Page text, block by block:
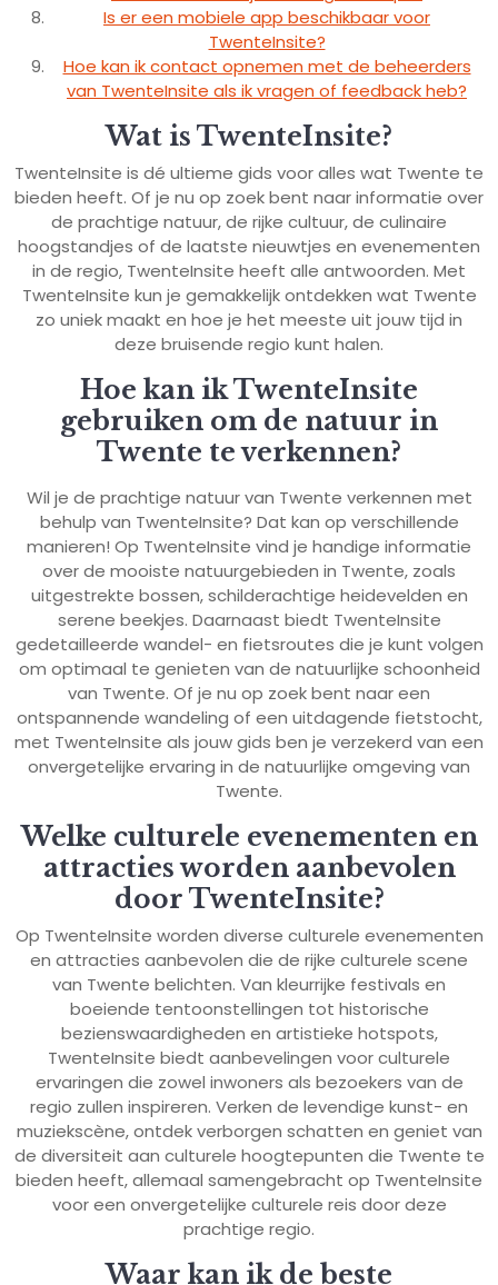
Is er een mobiele app beschikbaar voor
TwenteInsite?
Hoe kan ik contact opnemen met de beheerders
van TwenteInsite als ik vragen of feedback heb?
Wat is TwenteInsite?
TwenteInsite is dé ultieme gids voor alles wat Twente te
bieden heeft. Of je nu op zoek bent naar informatie over
de prachtige natuur, de rijke cultuur, de culinaire
hoogstandjes of de laatste nieuwtjes en evenementen
in de regio, TwenteInsite heeft alle antwoorden. Met
TwenteInsite kun je gemakkelijk ontdekken wat Twente
zo uniek maakt en hoe je het meeste uit jouw tijd in
deze bruisende regio kunt halen.
Hoe kan ik TwenteInsite
gebruiken om de natuur in
Twente te verkennen?
Wil je de prachtige natuur van Twente verkennen met
behulp van TwenteInsite? Dat kan op verschillende
manieren! Op TwenteInsite vind je handige informatie
over de mooiste natuurgebieden in Twente, zoals
uitgestrekte bossen, schilderachtige heidevelden en
serene beekjes. Daarnaast biedt TwenteInsite
gedetailleerde wandel- en fietsroutes die je kunt volgen
om optimaal te genieten van de natuurlijke schoonheid
van Twente. Of je nu op zoek bent naar een
ontspannende wandeling of een uitdagende fietstocht,
met TwenteInsite als jouw gids ben je verzekerd van een
onvergetelijke ervaring in de natuurlijke omgeving van
Twente.
Welke culturele evenementen en
attracties worden aanbevolen
door TwenteInsite?
Op TwenteInsite worden diverse culturele evenementen
en attracties aanbevolen die de rijke culturele scene
van Twente belichten. Van kleurrijke festivals en
boeiende tentoonstellingen tot historische
bezienswaardigheden en artistieke hotspots,
TwenteInsite biedt aanbevelingen voor culturele
ervaringen die zowel inwoners als bezoekers van de
regio zullen inspireren. Verken de levendige kunst- en
muziekscène, ontdek verborgen schatten en geniet van
de diversiteit aan culturele hoogtepunten die Twente te
bieden heeft, allemaal samengebracht op TwenteInsite
voor een onvergetelijke culturele reis door deze
prachtige regio.
Waar kan ik de beste